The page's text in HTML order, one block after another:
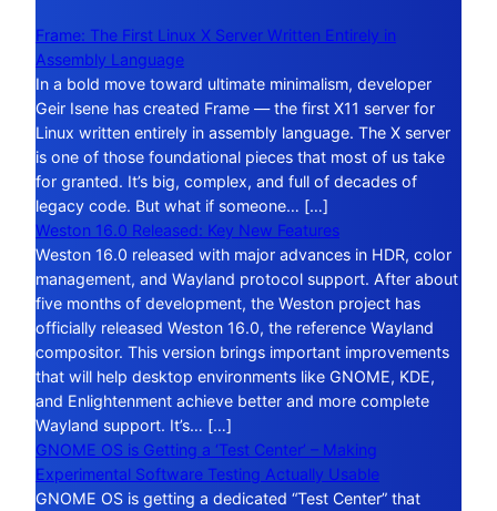
Frame: The First Linux X Server Written Entirely in
Assembly Language
In a bold move toward ultimate minimalism, developer
Geir Isene has created Frame — the first X11 server for
Linux written entirely in assembly language. The X server
is one of those foundational pieces that most of us take
for granted. It’s big, complex, and full of decades of
legacy code. But what if someone… […]
Weston 16.0 Released: Key New Features
Weston 16.0 released with major advances in HDR, color
management, and Wayland protocol support. After about
five months of development, the Weston project has
officially released Weston 16.0, the reference Wayland
compositor. This version brings important improvements
that will help desktop environments like GNOME, KDE,
and Enlightenment achieve better and more complete
Wayland support. It’s… […]
GNOME OS is Getting a ‘Test Center’ – Making
Experimental Software Testing Actually Usable
GNOME OS is getting a dedicated “Test Center” that